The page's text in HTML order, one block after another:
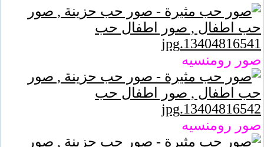
صور رومنسيه
صور رومنسيه